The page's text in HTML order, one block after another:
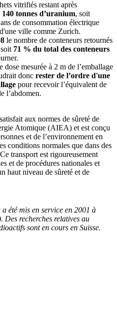
vitrifiés restant après
140 tonnes d’uranium, soit
de consommation électrique
ville comme Zurich.
le nombre de conteneurs retournés
71 % du total des conteneurs
mesurée à 2 m de l’emballage
donc rester de l’ordre d'une
pour recevoir l’équivalent de
l’abdomen.
aux normes de sûreté de
Atomique (AIEA) et est conçu
et de l’environnement en
conditions normales que dans des
transport est rigoureusement
et de procédures nationales et
haut niveau de sûreté et de
été mis en service en 2001 à
Des recherches relatives au
sont en cours en Suisse.